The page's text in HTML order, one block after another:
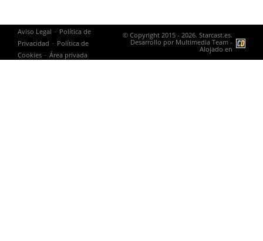
Aviso Legal - Política de
Privacidad - Política de
Cookies - Área privada
© Copyright 2015 - 2026. Starcast.es.
Desarrollo por Multimedia Team -
Alojado en